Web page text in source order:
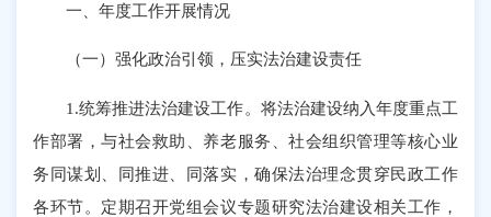
一、年度工作开展情况
（一）强化政治引领，压实法治建设责任
1.统筹推进法治建设工作。将法治建设纳入年度重点工
作部署，与社会救助、养老服务、社会组织管理等核心业
务同谋划、同推进、同落实，确保法治理念贯穿民政工作
各环节。定期召开党组会议专题研究法治建设相关工作，